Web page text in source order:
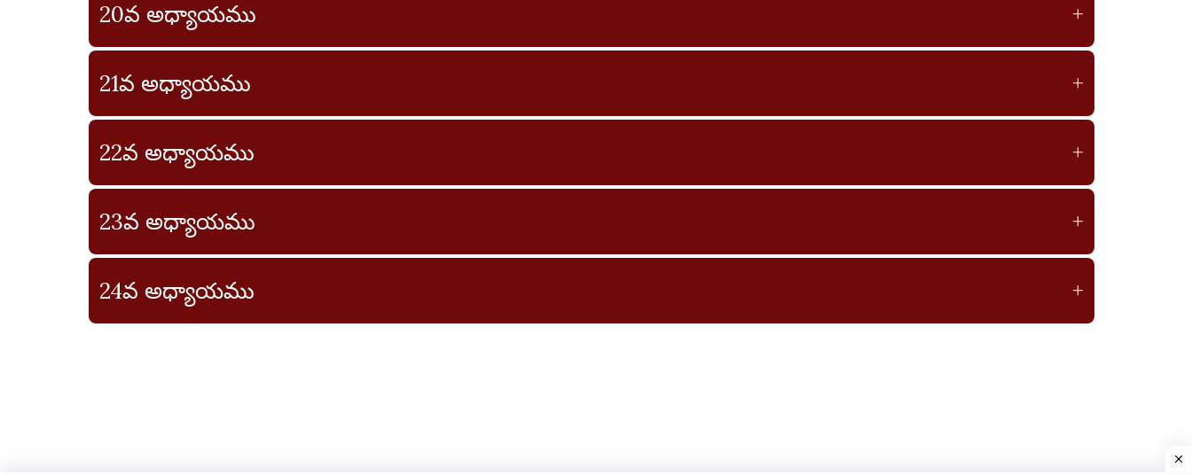
20వ అధ్యాయము +
21వ అధ్యాయము +
22వ అధ్యాయము +
23వ అధ్యాయము +
24వ అధ్యాయము +